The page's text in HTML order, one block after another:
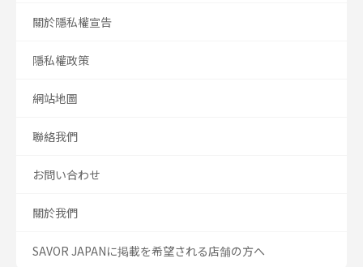
關於隱私權宣告
隱私權政策
網站地圖
聯絡我們
お問い合わせ
關於我們
SAVOR JAPANに掲載を希望される店舗の方へ